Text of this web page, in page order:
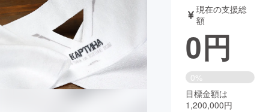
アート・写真 音楽
テクノロジー・ガジェット ゲーム・サ
映像・映画 書籍・雑誌
チャレンジ
現在の支援総
額
0円
0%
目標金額は
1,200,000円